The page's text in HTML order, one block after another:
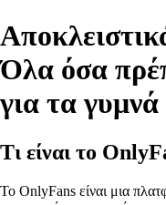
Όλα όσα
για τα γυμνά
Τι είναι το
Το OnlyFans είναι μια